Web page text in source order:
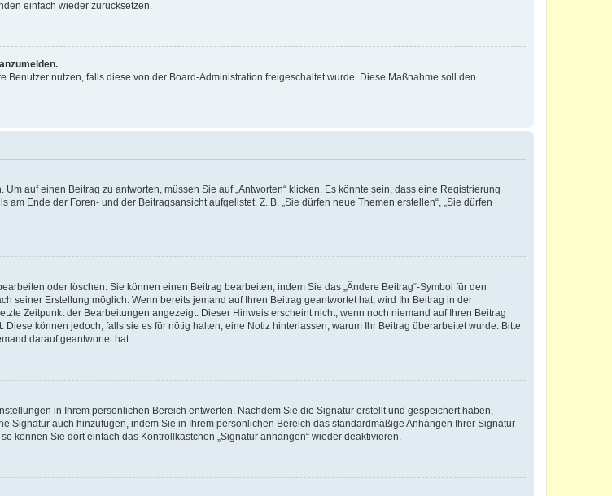
einfach wieder zurücksetzen.
nutzen, falls diese von der Board-Administration freigeschaltet wurde. Diese Maßnahme soll den
auf einen Beitrag zu antworten, müssen Sie auf „Antworten“ klicken. Es könnte sein, dass eine Registrierung
Ende der Foren- und der Beitragsansicht aufgelistet. Z. B. „Sie dürfen neue Themen erstellen“, „Sie dürfen
oder löschen. Sie können einen Beitrag bearbeiten, indem Sie das „Ändere Beitrag“-Symbol für den
seiner Erstellung möglich. Wenn bereits jemand auf Ihren Beitrag geantwortet hat, wird Ihr Beitrag in der
Zeitpunkt der Bearbeitungen angezeigt. Dieser Hinweis erscheint nicht, wenn noch niemand auf Ihren Beitrag
können jedoch, falls sie es für nötig halten, eine Notiz hinterlassen, warum Ihr Beitrag überarbeitet wurde. Bitte
darauf geantwortet hat.
in Ihrem persönlichen Bereich entwerfen. Nachdem Sie die Signatur erstellt und gespeichert haben,
Signatur auch hinzufügen, indem Sie in Ihrem persönlichen Bereich das standardmäßige Anhängen Ihrer Signatur
können Sie dort einfach das Kontrollkästchen „Signatur anhängen“ wieder deaktivieren.